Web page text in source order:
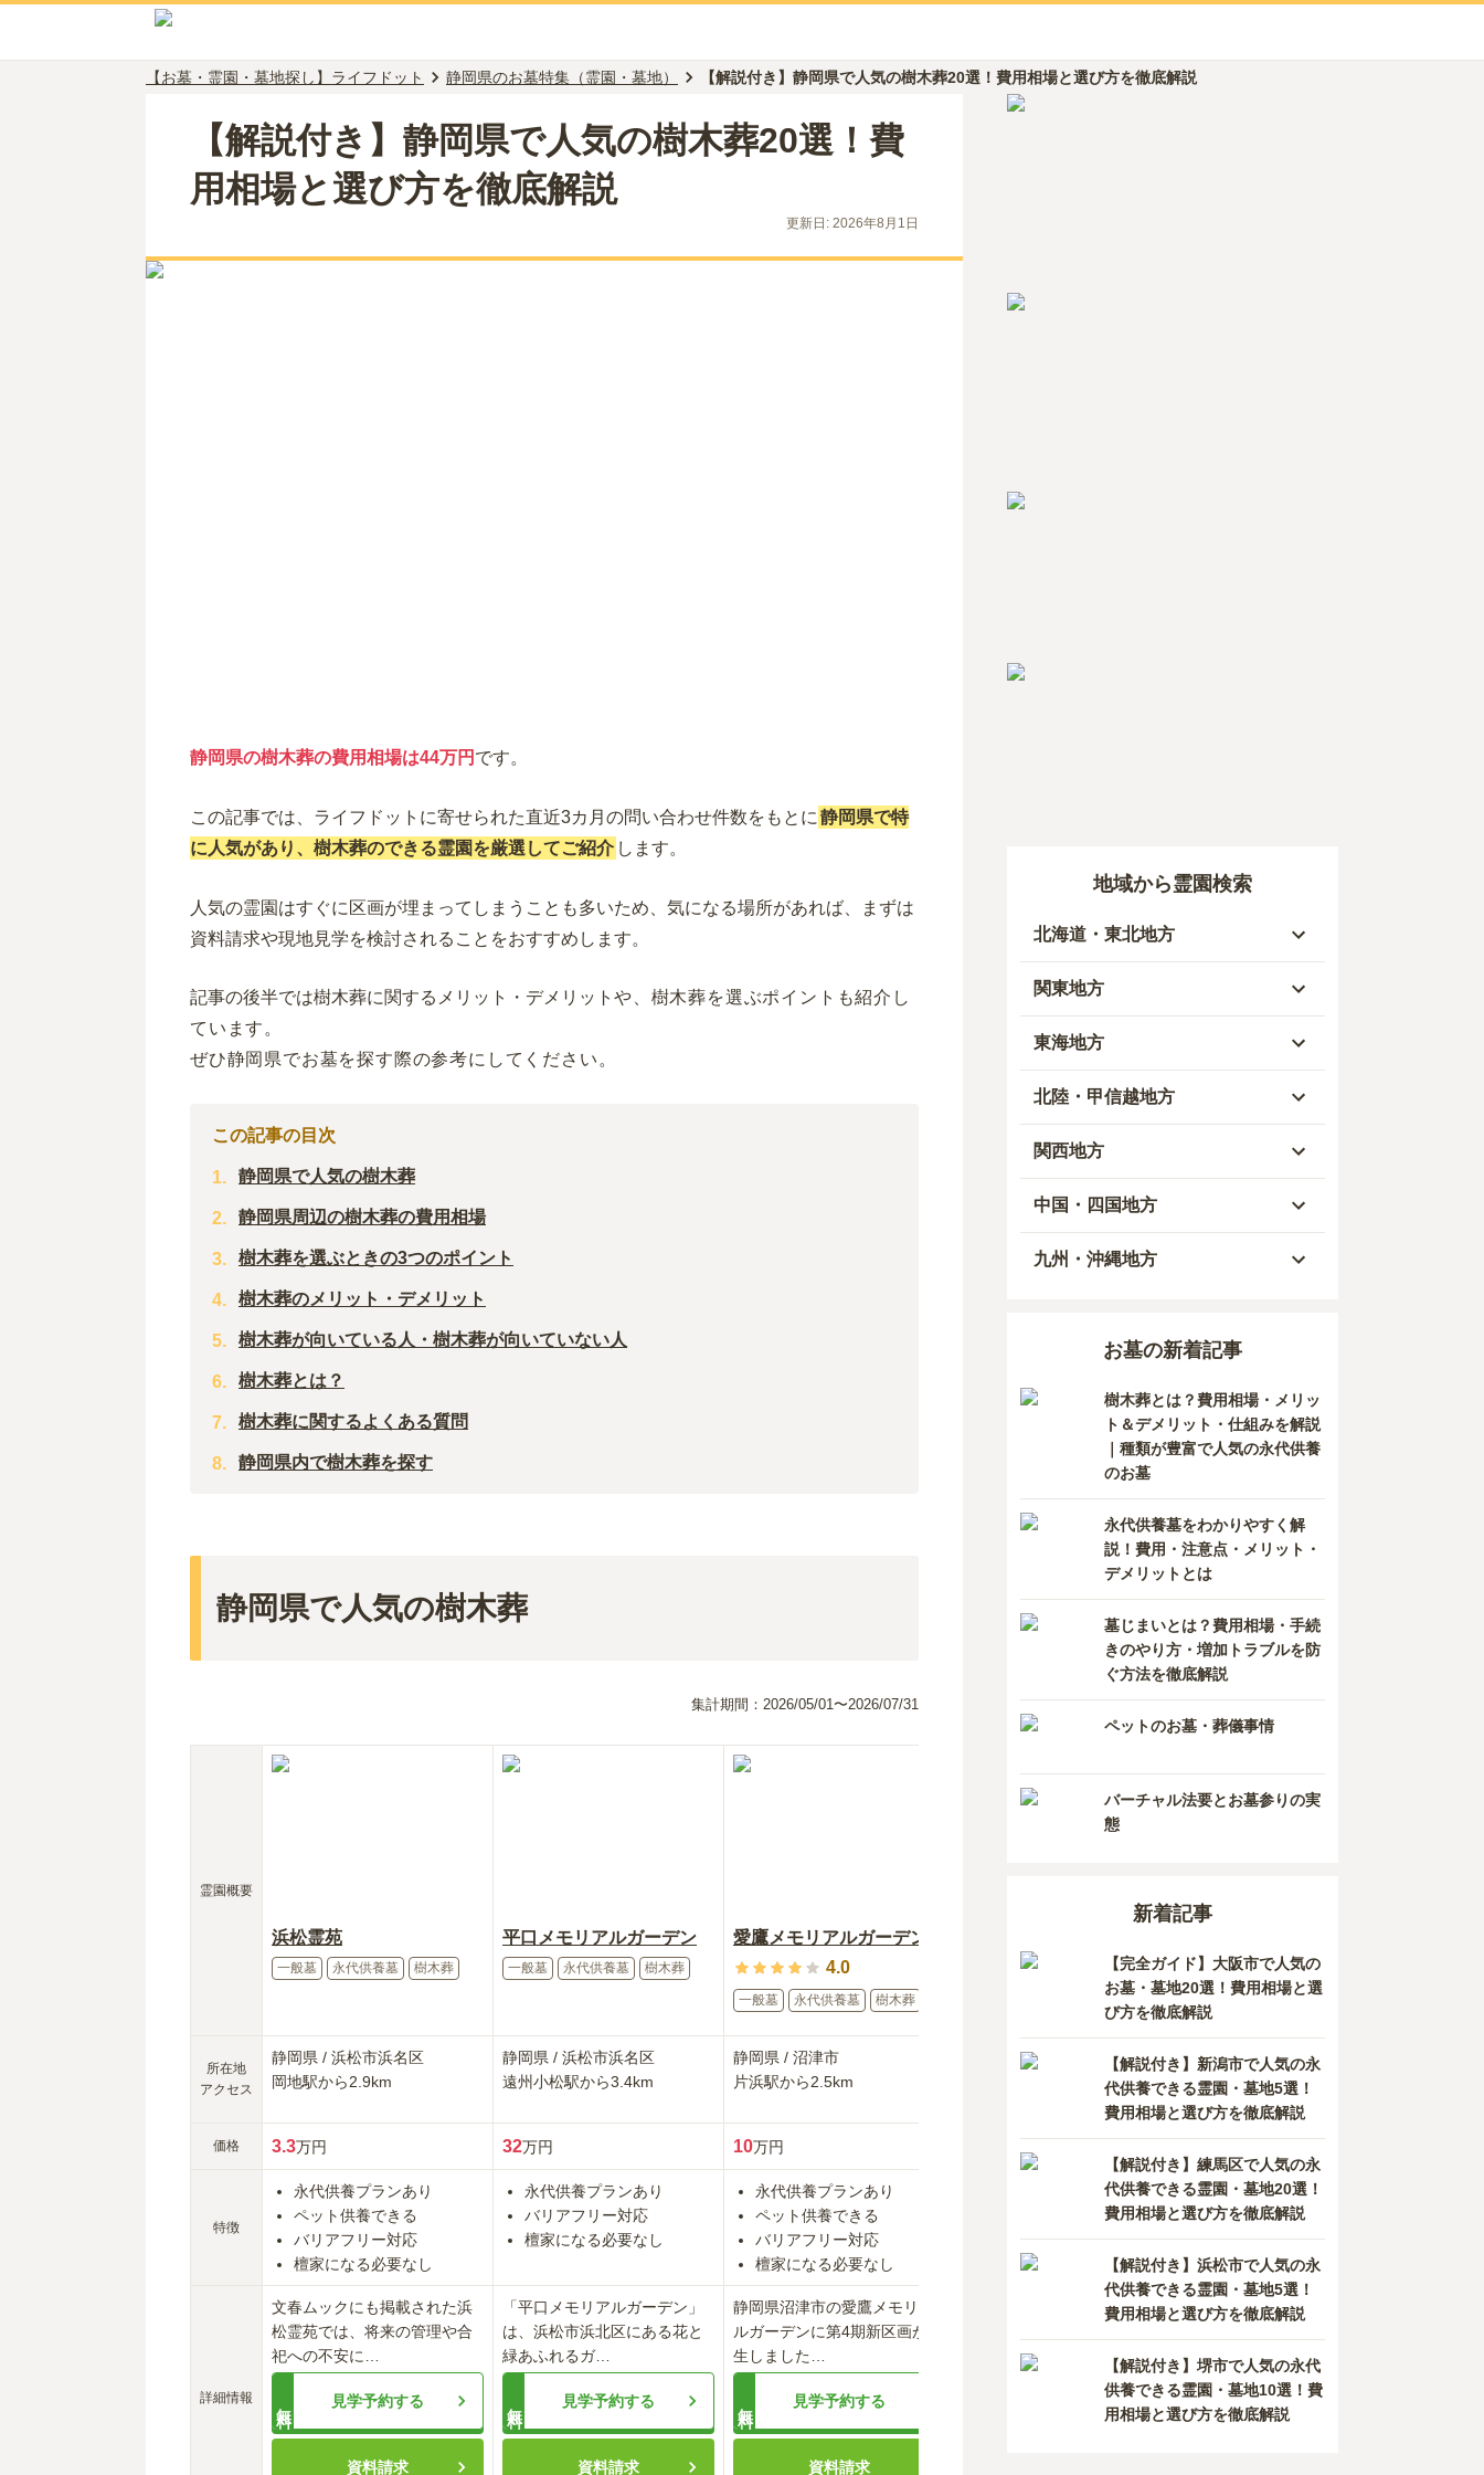
【お墓・霊園・墓地探し】ライフドット 静岡県のお墓特集（霊園・墓地） 【解説付き】静岡県で人気の樹木葬20選！費用相場と選び方を徹底解説
【解説付き】静岡県で人気の樹木葬20選！費
用相場と選び方を徹底解説
更新日: 2026年8月1日
静岡県の樹木葬の費用相場は44万円 です。
この記事では、 ライフドットに寄せられた直近3カ月の問い合わせ件数をもとに 静岡県で特
に人気があり、樹木葬のできる霊園を厳選してご紹介 します。
人気の霊園はすぐに区画が埋まってしまうことも多いため、気になる場所があれば、まずは
資料請求や現地見学を検討されることをおすすめします。
記事の後半では樹木葬に関するメリット・デメリット や、樹木葬を選ぶポイントも紹介し
ています。
ぜひ静岡県でお墓を探す際の参考にしてください。
この記事の目次
静岡県で人気の樹木葬
静岡県周辺の樹木葬の費用相場
樹木葬を選ぶときの3つのポイント
樹木葬のメリット・デメリット
樹木葬が向いている人・樹木葬が向いていない人
樹木葬とは？
樹木葬に関するよくある質問
静岡県内で樹木葬を探す
静岡県で人気の樹木葬
集計期間： 2026/05/01〜2026/07/31
霊園概要
所在地
アクセス
価格
特徴
詳細情報
浜松霊苑
一般墓 永代供養墓 樹木葬
静岡県 / 浜松市浜名区
岡地駅から2.9km
3.3万円
永代供養プランあり
ペット供養できる
バリアフリー対応
檀家になる必要なし
文春ムックにも掲載された浜
松霊苑では、将来の管理や合
祀への不安に…
見学予約する
資料請求
平口メモリアルガーデン
一般墓 永代供養墓 樹木葬
静岡県 / 浜松市浜名区
遠州小松駅から3.4km
32万円
永代供養プランあり
バリアフリー対応
檀家になる必要なし
「平口メモリアルガーデン」
は、浜松市浜北区にある花と
緑あふれるガ…
見学予約する
資料請求
愛鷹メモリアルガーデン
4.0
一般墓 永代供養墓 樹木葬
静岡県 / 沼津市
片浜駅から2.5km
10万円
永代供養プランあり
ペット供養できる
バリアフリー対応
檀家になる必要なし
静岡県沼津市の愛鷹メモリア
ルガーデンに第4期新区画が誕
生しました …
見学予約する
資料請求
永代供養墓
/沼津市
永代供養プランあり
檀家になる必要なし
歴史ある霊山寺が見守る、ど
墓、樹木葬で
見学予約する
一般墓 永代供養墓
静岡県/沼津市
片浜駅から7km
永代供養プランあり
ペット供養できる
檀家になる必要なし
欧米のお墓をイメージした、
所のタイプ…
見学予約する
地域から霊園検索
北海道・東北地方
北海道
青森県
秋田県
岩手県
山形県
宮城県
関東地方
東京都
神奈川県
埼玉県
千葉県
茨城県
東海地方
愛知県
岐阜県
静岡県
三重県
北陸・甲信越地方
富山県
石川県
福井県
長野県
関西地方
大阪府
兵庫県
奈良県
中国・四国地方
岡山県
香川県
高知県
九州・沖縄地方
熊本県
鹿児島県
お墓の新着記事
樹木葬とは？費用相場・メリッ
ト＆デメリット・仕組みを解説
｜種類が豊富で人気の永代供養
のお墓
永代供養墓をわかりやすく解
説！費用・注意点・メリット・
デメリットとは
墓じまいとは？費用相場・手続
きのやり方・増加トラブルを防
ぐ方法を徹底解説
ペットのお墓・葬儀事情
バーチャル法要とお墓参りの実
態
新着記事
【完全ガイド】大阪市で人気の
お墓・墓地20選！費用相場と選
び方を徹底解説
【解説付き】新潟市で人気の永
代供養できる霊園・墓地5選！
費用相場と選び方を徹底解説
【解説付き】練馬区で人気の永
代供養できる霊園・墓地20選！
費用相場と選び方を徹底解説
【解説付き】浜松市で人気の永
代供養できる霊園・墓地5選！
費用相場と選び方を徹底解説
【解説付き】堺市で人気の永代
供養できる霊園・墓地10選！費
用相場と選び方を徹底解説